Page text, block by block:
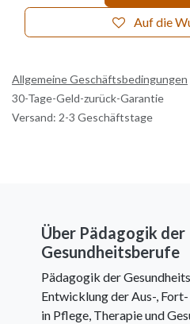
Auf die
Allgemeine Geschäftsbedingungen
30-Tage-Geld-zurück-Garantie
Versand: 2-3 Geschäftstage
Über Pädagogik der
Gesundheitsberufe
Pädagogik der
Entwicklung der Aus-,
in Pflege, Therapie und